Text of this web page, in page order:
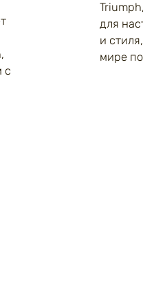
с
для
и
мире